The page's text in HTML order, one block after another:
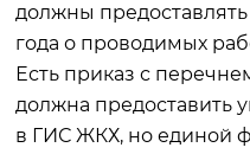
должны
года о проводимых
Есть приказ с
должна предоставить
в ГИС ЖКХ, но единой